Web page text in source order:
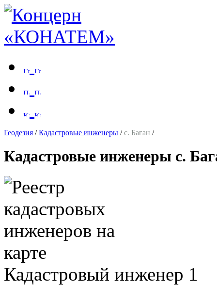
Геодезия /Кадастровые инженеры /с. Баган /
Кадастровые инженеры с.
Кадастровый инженер 1